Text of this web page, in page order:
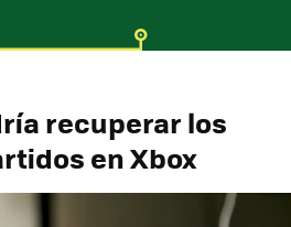
recuperar los
en Xbox